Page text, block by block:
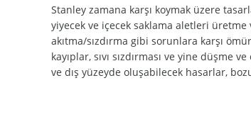
Stanley zamana karşı koymak üzere
yiyecek ve içecek saklama aletleri
akıtma/sızdırma gibi sorunlara karşı
kayıplar, sıvı sızdırması ve yine
ve dış yüzeyde oluşabilecek hasarlar,